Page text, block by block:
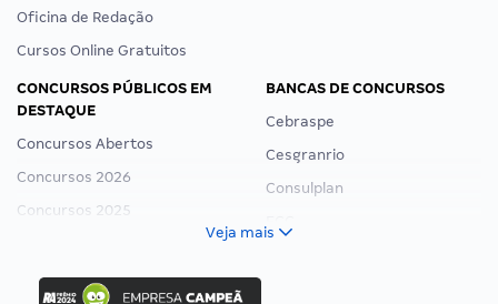
Oficina de Redação
Cursos Online Gratuitos
CONCURSOS PÚBLICOS EM
DESTAQUE
Concursos Abertos
Concursos 2026
Concursos 2025
Concurso Ibama
BANCAS DE CONCURSOS
Cebraspe
Cesgranrio
Consulplan
Veja mais